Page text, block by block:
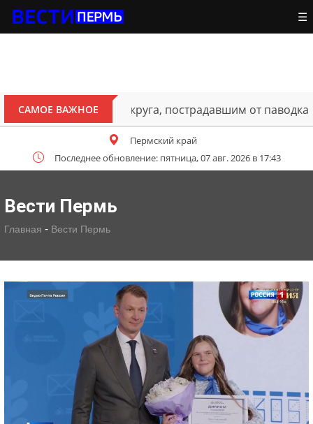
☰
САМОЕ ВАЖНОЕ
Октябрьского округа, пострадавшим от паводка
Пермский край
Последнее обновление: пятница, 07 авг. 2026 в 17:43
Вести Пермь
Главная - Вести Пермь